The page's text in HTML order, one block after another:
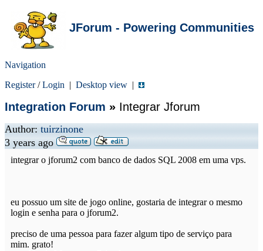
JForum - Powering Communities
Navigation
Register/Login | Desktop view |
Integration Forum » Integrar Jforum
Author: tuirzinone
3 years ago
integrar o jforum2 com banco de dados SQL 2008 em uma vps.
eu possuo um site de jogo online, gostaria de integrar o mesmo
login e senha para o jforum2.
preciso de uma pessoa para fazer algum tipo de serviço para
mim. grato!